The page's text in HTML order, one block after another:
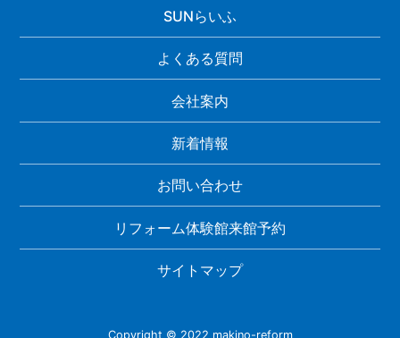
SUNらいふ
よくある質問
会社案内
新着情報
お問い合わせ
リフォーム体験館来館予約
サイトマップ
Copyright © 2022 makino-reform